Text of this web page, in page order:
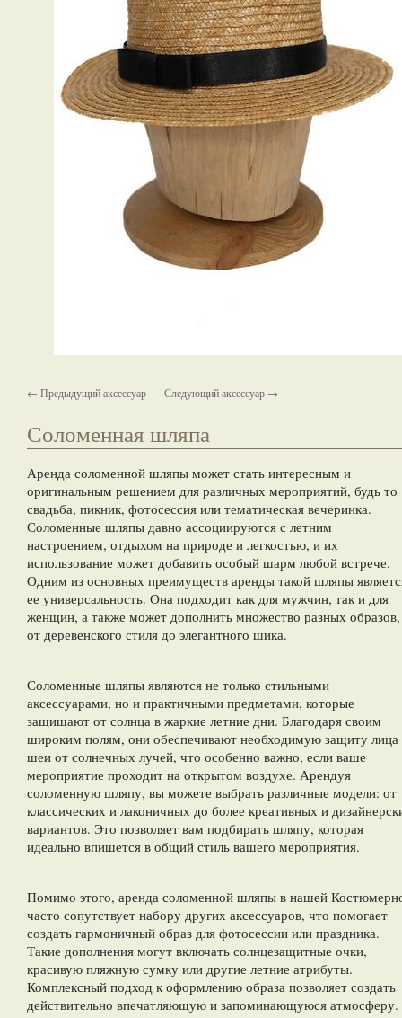
← Предыдущий аксессуар Следующий аксессуар →
Соломенная шляпа
Аренда соломенной шляпы может стать интересным и
оригинальным решением для различных мероприятий, будь то
свадьба, пикник, фотосессия или тематическая вечеринка.
Соломенные шляпы давно ассоциируются с летним
настроением, отдыхом на природе и легкостью, и их
использование может добавить особый шарм любой встрече.
Одним из основных преимуществ аренды такой шляпы
ее универсальность. Она подходит как для мужчин, так и для
женщин, а также может дополнить множество разных образов,
от деревенского стиля до элегантного шика.
Соломенные шляпы являются не только стильными
аксессуарами, но и практичными предметами, которые
защищают от солнца в жаркие летние дни. Благодаря своим
широким полям, они обеспечивают необходимую защиту лица
шеи от солнечных лучей, что особенно важно, если ваше
мероприятие проходит на открытом воздухе. Арендуя
соломенную шляпу, вы можете выбрать различные модели: от
классических и лаконичных до более креативных и
вариантов. Это позволяет вам подбирать шляпу, которая
идеально впишется в общий стиль вашего мероприятия.
Помимо этого, аренда соломенной шляпы в нашей
часто сопутствует набору других аксессуаров, что помогает
создать гармоничный образ для фотосессии или праздника.
Такие дополнения могут включать солнцезащитные очки,
красивую пляжную сумку или другие летние атрибуты.
Комплексный подход к оформлению образа позволяет создать
действительно впечатляющую и запоминающуюся атмосферу.